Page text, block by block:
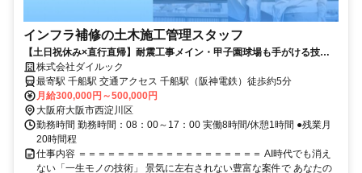
インフラ補修の土木施工管理スタッフ
【土日祝休み×直行直帰】耐震工事メイン・甲子園球場も手がける技術
者へ｜年休120日以上・カジュアル面談OK
株式会社ダイルック
最寄駅 千船駅 交通アクセス 千船駅（阪神電鉄）徒歩約5分
月給300,000円～500,000円
大阪府大阪市西淀川区
勤務時間 勤務時間：08：00～17：00 実働8時間/休憩1時間 ●残業月
20時間程
仕事内容 ＝＝＝＝＝＝＝＝＝＝＝＝＝＝＝＝＝＝＝ AI時代でも消え
ない「一生モノの技術」 景気に左右されない豊富な案件で あなたの